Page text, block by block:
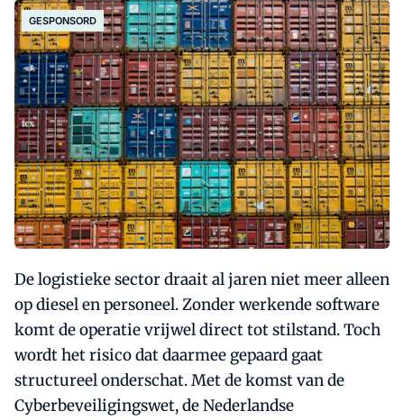
GESPONSORD
De logistieke sector draait al jaren niet meer alleen
op diesel en personeel. Zonder werkende software
komt de operatie vrijwel direct tot stilstand. Toch
wordt het risico dat daarmee gepaard gaat
structureel onderschat. Met de komst van de
Cyberbeveiligingswet, de Nederlandse